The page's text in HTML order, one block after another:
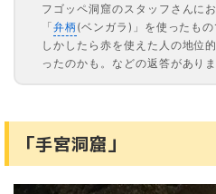
フゴッペ洞窟のスタッフさんに
「弁柄(ベンガラ)」を使ったも
しかしたら赤を使えた人の地位
ったのかも。などの返答がありま
「手宮洞窟」